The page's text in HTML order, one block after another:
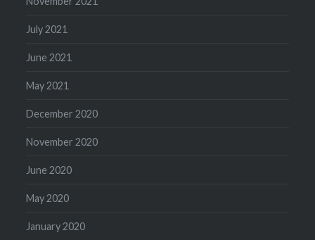
July 2021
June 2021
May 2021
December 2020
November 2020
June 2020
May 2020
January 2020